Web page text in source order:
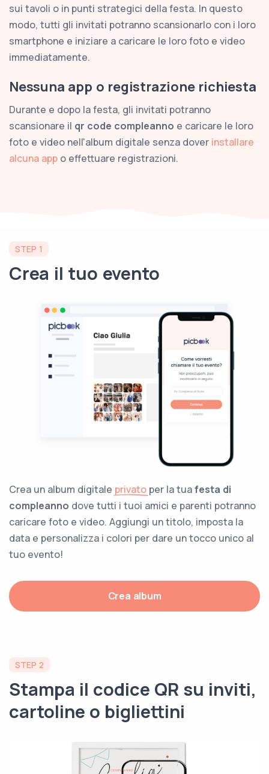
sui tavoli o in punti strategici della festa. In questo
modo, tutti gli invitati potranno scansionarlo con i loro
smartphone e iniziare a caricare le loro foto e video
immediatamente.
Nessuna app o registrazione richiesta
Durante e dopo la festa, gli invitati potranno
scansionare il qr code compleanno e caricare le loro
foto e video nell'album digitale senza dover installare
alcuna app o effettuare registrazioni.
STEP 1
Crea il tuo evento
Crea un album digitale privato per la tuafesta di
compleanno dove tutti i tuoi amici e parenti potranno
caricare foto e video. Aggiungi un titolo, imposta la
data e personalizza i colori per dare un tocco unico al
tuo evento!
Crea album
STEP 2
Stampa il codice QR su inviti,
cartoline o bigliettini